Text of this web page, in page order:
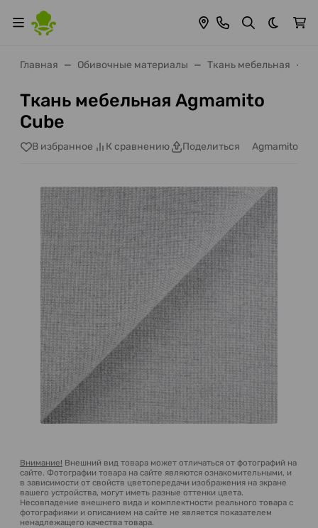
Темная
Главная Обивочные материалы Ткань мебельная
Ткань мебельная Agmamito
Cube
В избранное К сравнению Поделиться Agmamito
Внимание! Внешний вид товара может отличаться от фотографий на
сайте. Фотографии товара на сайте являются ознакомительными, и
в зависимости от свойств цветопередачи изображения на экране
вашего устройства, могут иметь разные оттенки цвета.
Несовпадение внешнего вида и комплектности реального товара с
фотографиями и описанием на сайте не является показателем
ненадлежащего качества товара.